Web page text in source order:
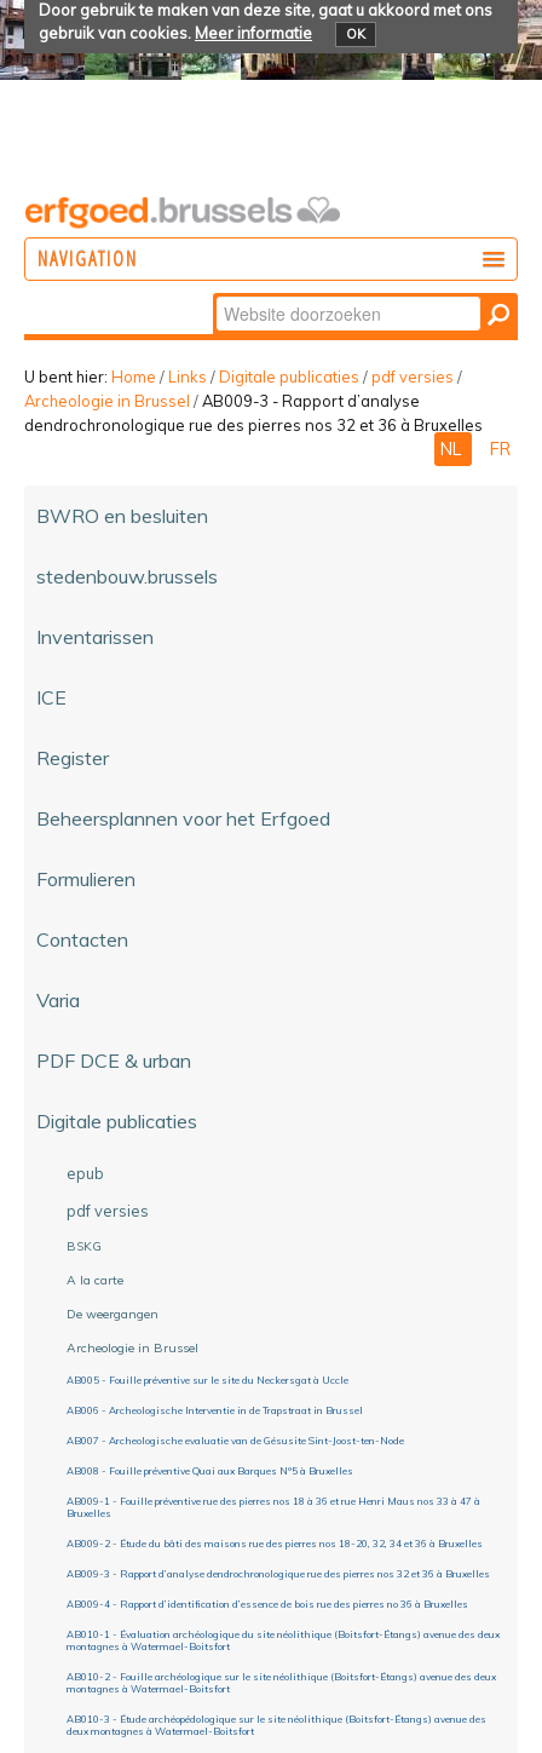
Door gebruik te maken van deze site, gaat u akkoord met ons
gebruik van cookies. Meer informatie OK
NAVIGATION
BELEVEN
Zoek
Geavanceerd
zoeken...
U bent hier: Home /Links /Digitale publicaties /pdf versies /
Archeologie in Brussel /AB009-3 - Rapport d’analyse
dendrochronologique rue des pierres nos 32 et 36 à Bruxelles
NL FR
BWRO en besluiten
stedenbouw.brussels
Inventarissen
ICE
Register
Beheersplannen voor het Erfgoed
Formulieren
Contacten
Varia
PDF DCE & urban
Digitale publicaties
epub
pdf versies
BSKG
A la carte
De weergangen
Archeologie in Brussel
AB005 - Fouille préventive sur le site du Neckersgat à Uccle
AB006 - Archeologische Interventie in de Trapstraat in Brussel
AB007 - Archeologische evaluatie van de Gésusite Sint-Joost-ten-Node
AB008 - Fouille préventive Quai aux Barques N°5 à Bruxelles
AB009-1 - Fouille préventive rue des pierres nos 18 à 36 et rue Henri Maus nos 33 à 47 à
Bruxelles
AB009-2 - Étude du bâti des maisons rue des pierres nos 18-20, 32, 34 et 36 à Bruxelles
AB009-3 - Rapport d’analyse dendrochronologique rue des pierres nos 32 et 36 à Bruxelles
AB009-4 - Rapport d’identification d’essence de bois rue des pierres no 36 à Bruxelles
AB010-1 - Évaluation archéologique du site néolithique (Boitsfort-Étangs) avenue des deux
montagnes à Watermael-Boitsfort
AB010-2 - Fouille archéologique sur le site néolithique (Boitsfort-Étangs) avenue des deux
montagnes à Watermael-Boitsfort
AB010-3 - Étude archéopédologique sur le site néolithique (Boitsfort-Étangs) avenue des
deux montagnes à Watermael-Boitsfort